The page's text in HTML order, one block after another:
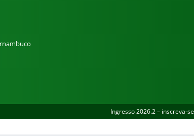
Ingresso 2026.2 – inscreva-se